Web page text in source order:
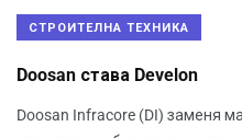
СТРОИТЕЛНА ТЕХНИКА
Doosan става Develon
Doosan Infracore (DI) заменя